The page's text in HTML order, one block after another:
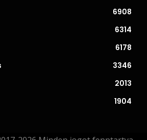
6908
6314
6178
3346
2013
1904